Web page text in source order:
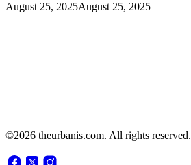
August 25, 2025August 25, 2025
©2026 theurbanis.com. All rights reserved.